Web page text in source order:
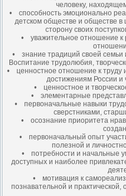
человеку,
• способность эмоционально
детском обществе и обществе в
сторону своих
• уважительное отношение к
• знание традиций своей
Воспитание трудолюбия,
• ценностное отношение к труду
достижениям России и
• ценностное и
• элементарные
• первоначальные навыки
сверстниками,
• осознание приоритета
• первоначальный опыт
полезной и
• потребности и начальные
доступных и наиболее
• мотивация к
познавательной и